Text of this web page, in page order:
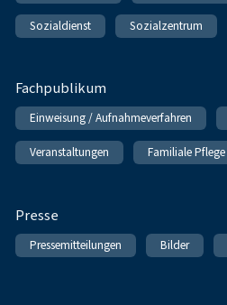
Sozialdienst Sozialzentrum
Fachpublikum
Einweisung / Aufnahmeverfahren
Veranstaltungen Familiale Pflege
Presse
Pressemitteilungen Bilder